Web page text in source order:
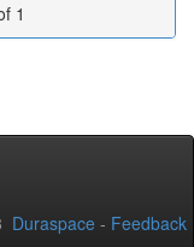
1
Duraspace - Feedback